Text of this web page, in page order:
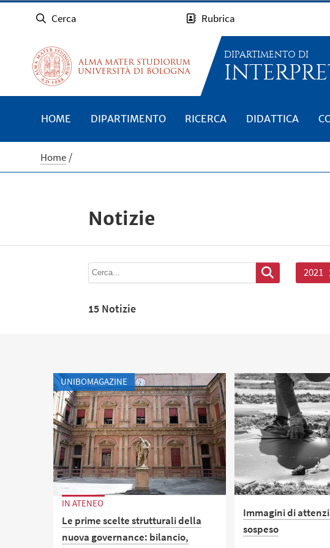
Cerca Rubrica
DIPARTIMENTO DI
HOME DIPARTIMENTO RICERCA DIDATTICA
Home
Notizie
2021
15 Notizie
UNIBOMAGAZINE
IN ATENEO
Le prime scelte strutturali della
nuova governance: bilancio,
Immagini di
sospeso